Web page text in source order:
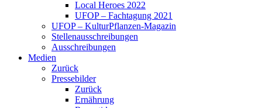
Local Heroes 2022
UFOP – Fachtagung 2021
UFOP – KulturPflanzen-Magazin
Stellenausschreibungen
Ausschreibungen
Medien
Zurück
Pressebilder
Zurück
Ernährung